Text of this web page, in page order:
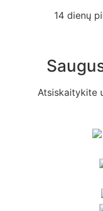
14 dienų
Atsiskaitykite